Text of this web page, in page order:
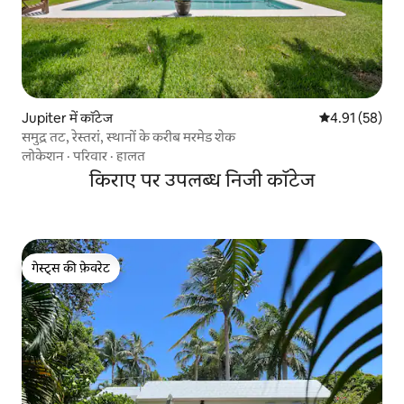
Jupiter में कॉटेज औसत रेटिंग 5 में
4.91 (58)
समुद्र तट, रेस्तरां, स्थानों के करीब मरमेड शेक
लोकेशन ·परिवार ·हालत
किराए पर उपलब्ध निजी कॉटेज
गेस्ट्स की फ़ेवरेट
गेस्ट्स की फ़ेवरेट